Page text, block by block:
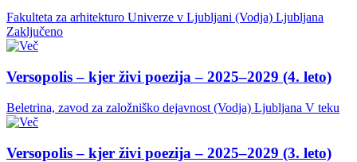
Fakulteta za arhitekturo Univerze v Ljubljani (Vodja) Ljubljana
Zaključeno
Versopolis – kjer živi poezija – 2025–2029 (4. leto)
Beletrina, zavod za založniško dejavnost (Vodja) Ljubljana V teku
Versopolis – kjer živi poezija – 2025–2029 (3. leto)